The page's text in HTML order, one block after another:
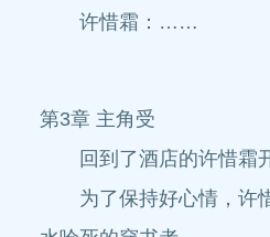
许惜霜：……
第3章 主角受
回到了酒店的许惜霜开
为了保持好心情，许惜